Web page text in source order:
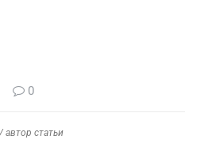
0
/ автор статьи